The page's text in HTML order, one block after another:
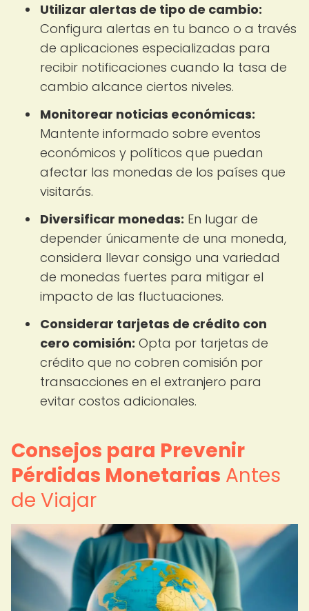
Utilizar alertas de tipo de cambio:
Configura alertas en tu banco o a través
de aplicaciones especializadas para
recibir notificaciones cuando la tasa de
cambio alcance ciertos niveles.
Monitorear noticias económicas:
Mantente informado sobre eventos
económicos y políticos que puedan
afectar las monedas de los países que
visitarás.
Diversificar monedas: En lugar de
depender únicamente de una moneda,
considera llevar consigo una variedad
de monedas fuertes para mitigar el
impacto de las fluctuaciones.
Considerar tarjetas de crédito con
cero comisión: Opta por tarjetas de
crédito que no cobren comisión por
transacciones en el extranjero para
evitar costos adicionales.
Consejos para Prevenir
Pérdidas Monetarias Antes
de Viajar